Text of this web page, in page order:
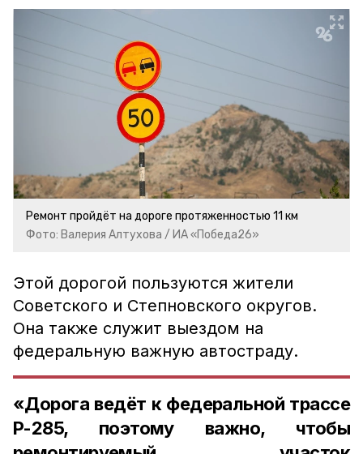
Ремонт пройдёт на дороге протяженностью 11 км
Фото: Валерия Алтухова / ИА «Победа26»
Этой дорогой пользуются жители
Советского и Степновского округов.
Она также служит выездом на
федеральную важную автостраду.
«Дорога ведёт к федеральной трассе
Р-285, поэтому важно, чтобы